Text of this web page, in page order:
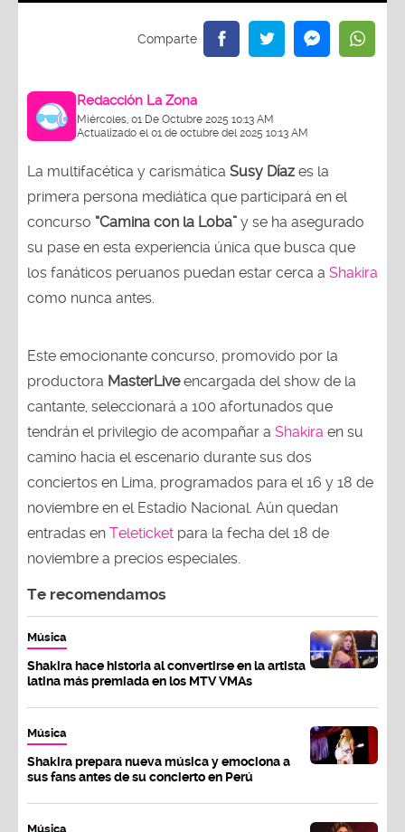
Redacción La Zona
Miércoles, 01 De Octubre 2025 10:13 AM
Actualizado el 01 de octubre del 2025 10:13 AM
La multifacética y carismática Susy Díaz es la
primera persona mediática que participará en el
concurso “Camina con la Loba” y se ha asegurado
su pase en esta experiencia única que busca que
los fanáticos peruanos puedan estar cerca a Shakira
como nunca antes.
Este emocionante concurso, promovido por la
productora MasterLiveencargada del show de la
cantante, seleccionará a 100 afortunados que
tendrán el privilegio de acompañar a Shakira en su
camino hacia el escenario durante sus dos
conciertos en Lima, programados para el 16 y 18 de
noviembre en el Estadio Nacional. Aún quedan
entradas en Teleticket para la fecha del 18 de
noviembre a precios especiales.
Te recomendamos
Música
Shakira hace historia al convertirse en la artista
latina más premiada en los MTV VMAs
Música
Shakira prepara nueva música y emociona a
sus fans antes de su concierto en Perú
Música